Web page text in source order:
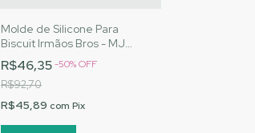
Molde de Silicone Para
Biscuit Irmãos Bros - MJ
Artesanatos |Cód. 3068
R$46,35-50%OFF
R$92,70
R$45,89 com Pix